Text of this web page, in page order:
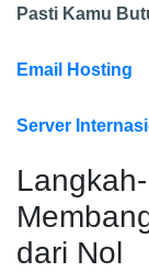
Pasti Kamu
Email Hosting
Server
dari Nol